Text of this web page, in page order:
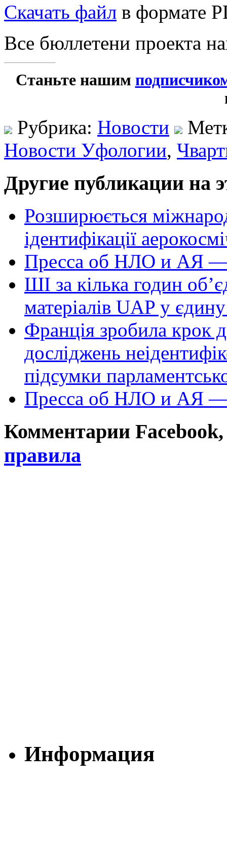
Скачать файл в формате
Все бюллетени проекта
Станьте нашим
Рубрика: Новости
Новости Уфологии,
Другие публикации на
Розширюється
ідентифікації
Пресса об НЛО и АЯ —
ШІ за кілька годин
матеріалів UAP у
Франція зробила крок
досліджень
підсумки
Пресса об НЛО и АЯ —
Комментарии
правила
Информация